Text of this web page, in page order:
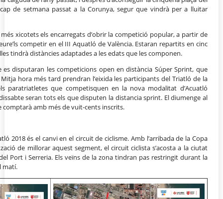
de setmana passat a la Corunya, segur que vindrà per a lluitar
xicotets els encarregats d’obrir la competició popular, a partir de
competir en el III Aquatló de València. Estaran repartits en cinc
tindrà distàncies adaptades a les edats que les componen.
disputaran les competicions open en distància Súper Sprint, que
hora més tard prendran l’eixida les participants del Triatló de la
paratriatletes que competisquen en la nova modalitat d’Acuatló
seran tots els que disputen la distancia sprint. El diumenge al
amb més de vuit-cents inscrits.
2018 és el canvi en el circuit de ciclisme. Amb l’arribada de la Copa
de millorar aquest segment, el circuit ciclista s’acosta a la ciutat
Port i Serreria. Els veïns de la zona tindran pas restringit durant la
matí.